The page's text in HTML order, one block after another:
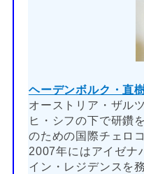
ヘーデンボルク・直
オーストリア・ザル
ヒ・シフの下で研鑽
のための国際チェロ
2007年にはアイゼナ
イン・レジデンスを